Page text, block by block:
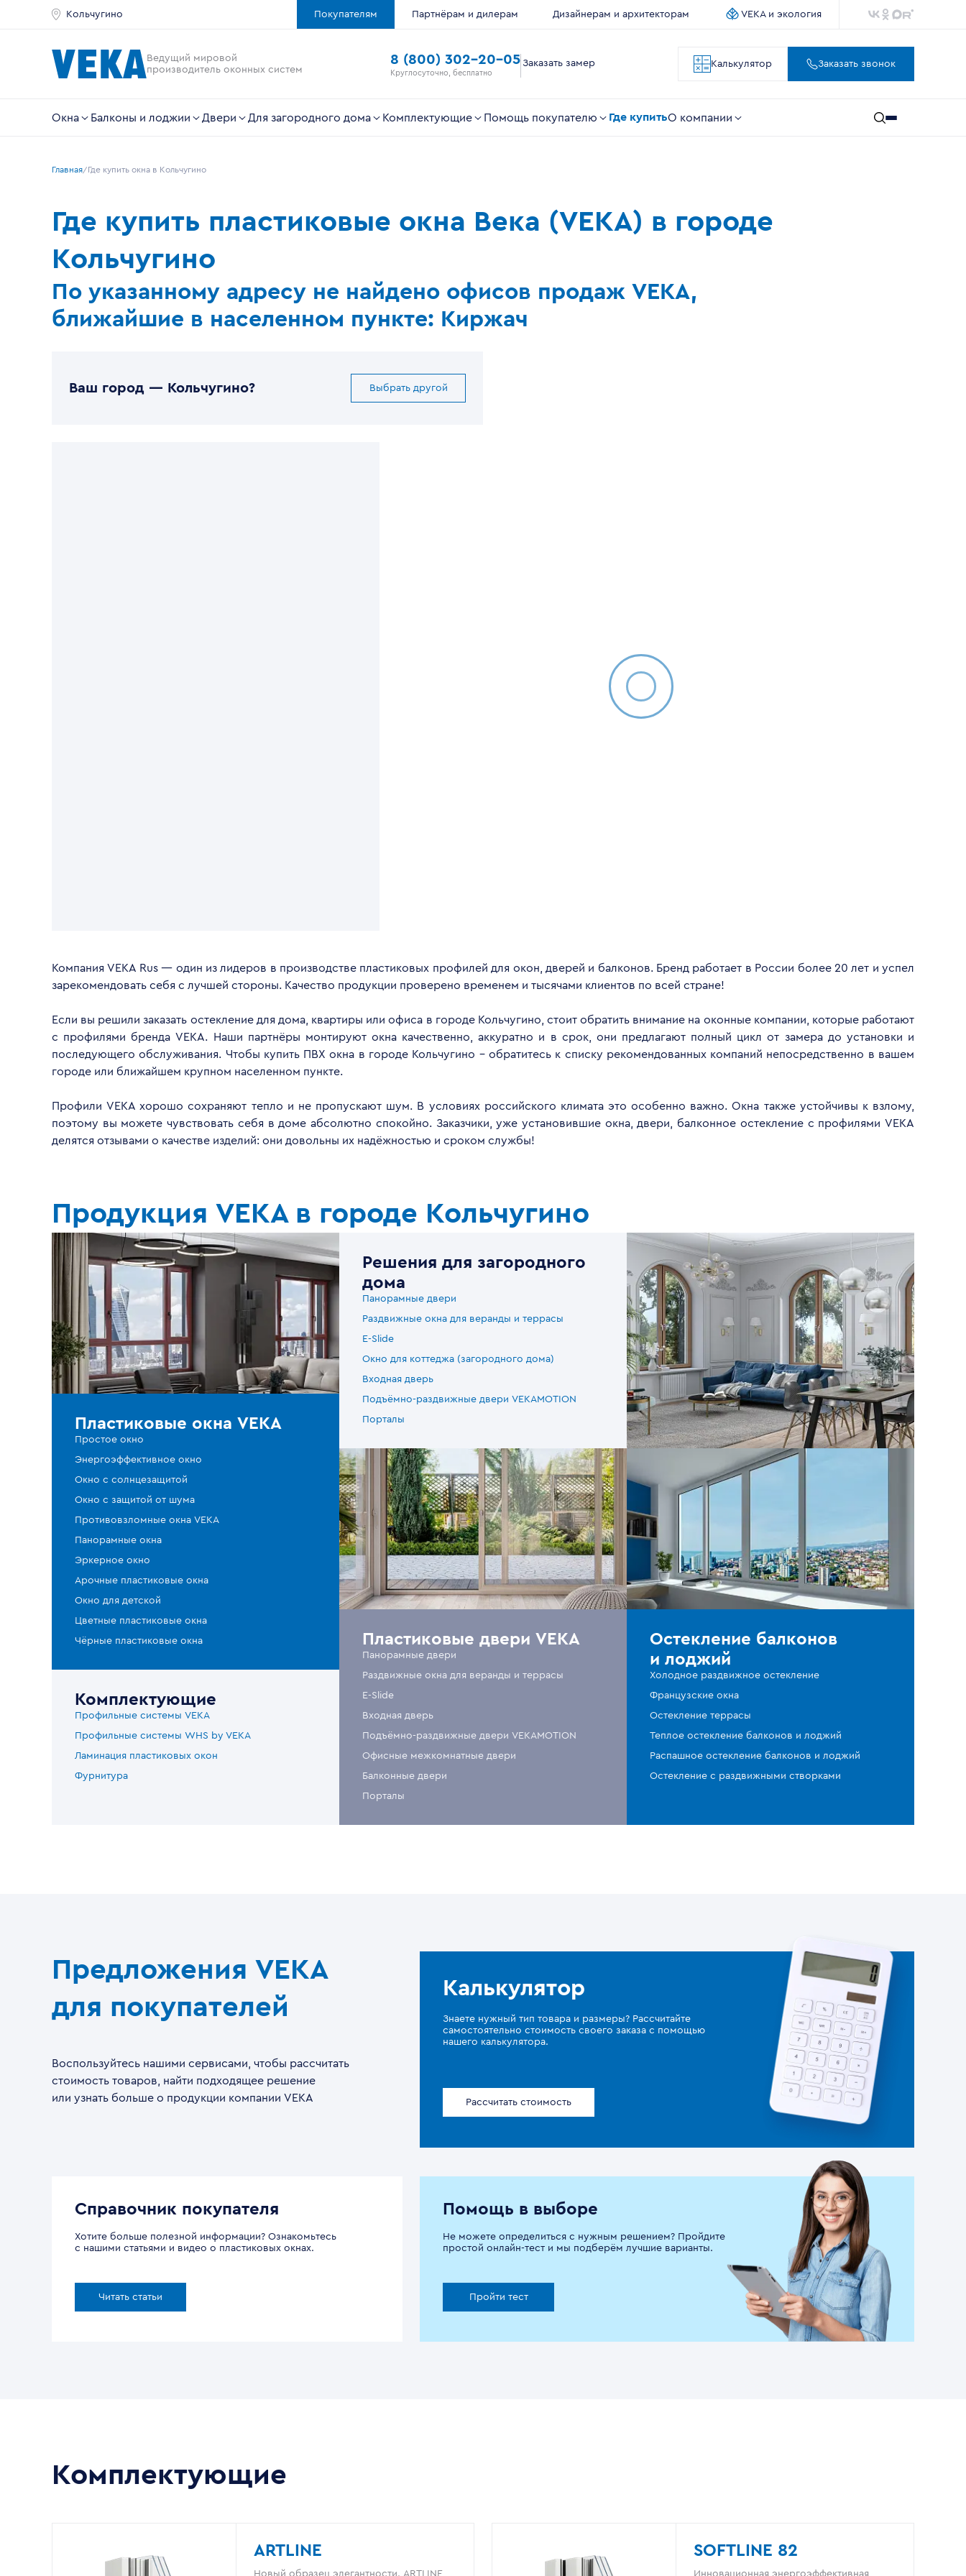
Кольчугино Покупателям Партнёрам и дилерам Дизайнерам и архитекторам VEKA и экология
Ведущий мировой
производитель оконных систем
8 (800) 302-20-05
Круглосуточно, бесплатно
Заказать замер Калькулятор Заказать звонок
Окна Балконы и лоджии Двери Для загородного дома Комплектующие Помощь покупателю Где купитьО компании
Главная Где купить окна в Кольчугино
Где купить пластиковые окна Века (VEKA) в городе
Кольчугино
По указанному адресу не найдено офисов продаж VEKA,
ближайшие в населенном пункте: Киржач
Ваш город — Кольчугино? Выбрать другой
Компания VEKA Rus — один из лидеров в производстве пластиковых профилей для окон, дверей и балконов. Бренд работает в России более 20 лет и успел
зарекомендовать себя с лучшей стороны. Качество продукции проверено временем и тысячами клиентов по всей стране!
Если вы решили заказать остекление для дома, квартиры или офиса в городе Кольчугино, стоит обратить внимание на оконные компании, которые работают
с профилями бренда VEKA. Наши партнёры монтируют окна качественно, аккуратно и в срок, они предлагают полный цикл от замера до установки и
последующего обслуживания. Чтобы купить ПВХ окна в городе Кольчугино - обратитесь к списку рекомендованных компаний непосредственно в вашем
городе или ближайшем крупном населенном пункте.
Профили VEKA хорошо сохраняют тепло и не пропускают шум. В условиях российского климата это особенно важно. Окна также устойчивы к взлому,
поэтому вы можете чувствовать себя в доме абсолютно спокойно. Заказчики, уже установившие окна, двери, балконное остекление с профилями VEKA
делятся отзывами о качестве изделий: они довольны их надёжностью и сроком службы!
Продукция VEKA в городе Кольчугино
Пластиковые окна VEKA
Простое окно
Энергоэффективное окно
Окно с солнцезащитой
Окно с защитой от шума
Противовзломные окна VEKA
Панорамные окна
Эркерное окно
Арочные пластиковые окна
Окно для детской
Цветные пластиковые окна
Чёрные пластиковые окна
Комплектующие
Профильные системы VEKA
Профильные системы WHS by VEKA
Ламинация пластиковых окон
Фурнитура
Решения для загородного
дома
Панорамные двери
Раздвижные окна для веранды и террасы
E-Slide
Окно для коттеджа (загородного дома)
Входная дверь
Подъёмно-раздвижные двери VEKAMOTION
Порталы
Пластиковые двери VEKA
Панорамные двери
Раздвижные окна для веранды и террасы
E-Slide
Входная дверь
Подъёмно-раздвижные двери VEKAMOTION
Офисные межкомнатные двери
Балконные двери
Порталы
Остекление балконов
и лоджий
Холодное раздвижное остекление
Французские окна
Остекление террасы
Теплое остекление балконов и лоджий
Распашное остекление балконов и лоджий
Остекление с раздвижными створками
Предложения VEKA
для покупателей
Воспользуйтесь нашими сервисами, чтобы рассчитать
стоимость товаров, найти подходящее решение
или узнать больше о продукции компании VEKA
Калькулятор
Знаете нужный тип товара и размеры? Рассчитайте
самостоятельно стоимость своего заказа с помощью
нашего калькулятора.
Рассчитать стоимость
Справочник покупателя
Хотите больше полезной информации? Ознакомьтесь
с нашими статьями и видео о пластиковых окнах.
Читать статьи
Помощь в выборе
Не можете определиться с нужным решением? Пройдите
простой онлайн-тест и мы подберём лучшие варианты.
Пройти тест
Комплектующие
ARTLINE
Новый образец элегантности. ARTLINE
SOFTLINE 82
Инновационная энергоэффективная